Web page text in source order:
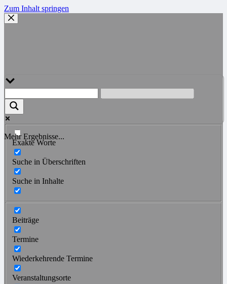
Zum Inhalt springen
Mehr Ergebnisse...
Exakte Worte
Suche in Überschriften
Suche in Inhalte
Beiträge
Termine
Wiederkehrende Termine
Veranstaltungsorte